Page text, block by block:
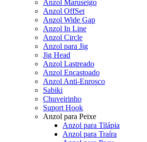
Anzol Maruseigo
Anzol OffSet
Anzol Wide Gap
Anzol In Line
Anzol Circle
Anzol para Jig
Jig Head
Anzol Lastreado
Anzol Encastoado
Anzol Anti-Enrosco
Sabiki
Chuveirinho
Suport Hook
Anzol para Peixe
Anzol para Tilápia
Anzol para Traíra